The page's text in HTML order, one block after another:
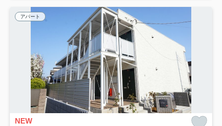
アパート
NEW